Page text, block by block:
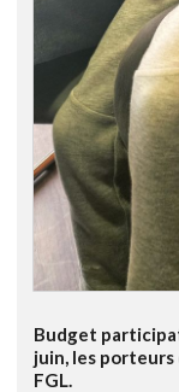
Budget
juin, les
FGL.